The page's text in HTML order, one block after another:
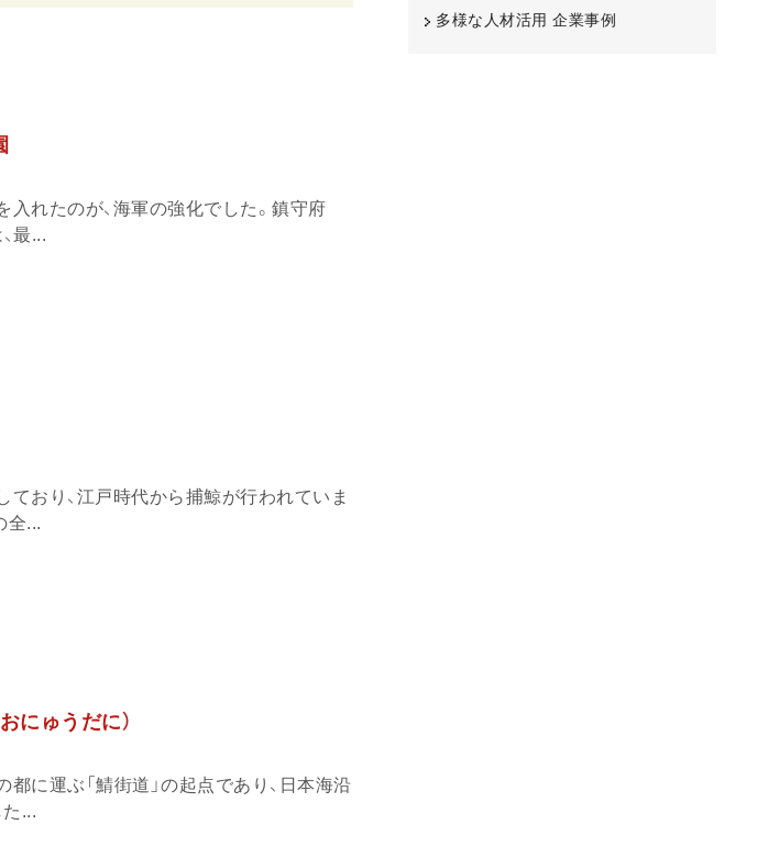
れたのが、海軍の強化でした。鎮守府
最...
おり、江戸時代から捕鯨が行われていま
全...
にゅうだに）
に運ぶ「鯖街道」の起点であり、日本海沿
...
多様な人材活用 企業事例